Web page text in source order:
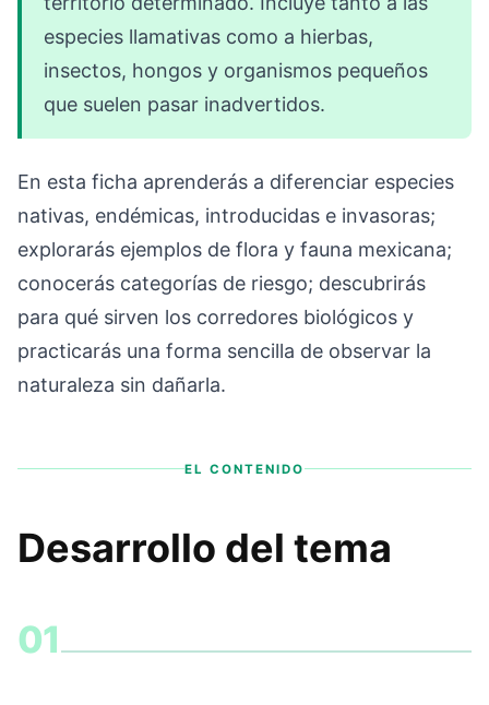
especies llamativas como a hierbas,
insectos, hongos y organismos pequeños
que suelen pasar inadvertidos.
En esta ficha aprenderás a diferenciar especies
nativas, endémicas, introducidas e invasoras;
explorarás ejemplos de flora y fauna mexicana;
conocerás categorías de riesgo; descubrirás
para qué sirven los corredores biológicos y
practicarás una forma sencilla de observar la
naturaleza sin dañarla.
EL CONTENIDO
Desarrollo del tema
01